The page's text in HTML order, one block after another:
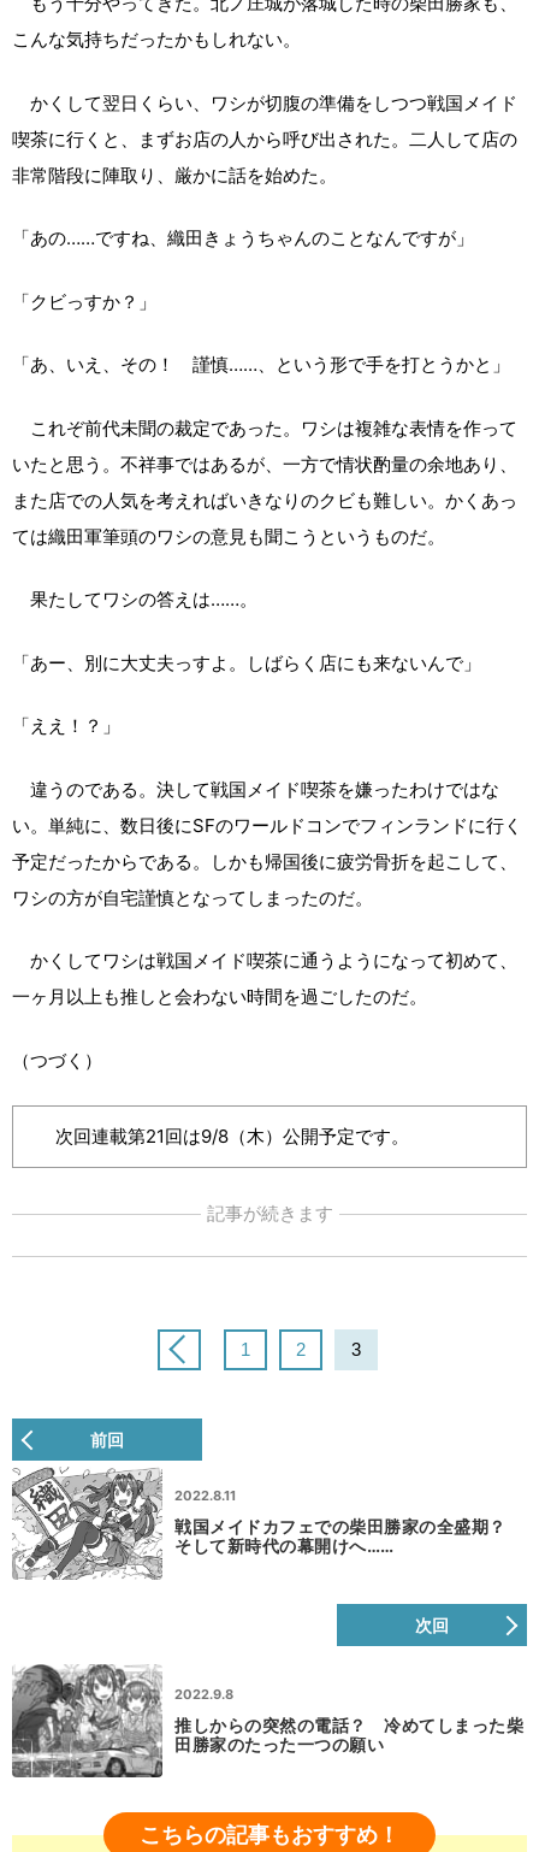
こんな気持ちだったかもしれない。
かくして翌日くらい、ワシが切腹の準備をしつつ戦国メイド
喫茶に行くと、まずお店の人から呼び出された。二人して店の
非常階段に陣取り、厳かに話を始めた。
「あの……ですね、織田きょうちゃんのことなんですが」
「クビっすか？」
「あ、いえ、その！ 謹慎……、という形で手を打とうかと」
これぞ前代未聞の裁定であった。ワシは複雑な表情を作って
いたと思う。不祥事ではあるが、一方で情状酌量の余地あり、
また店での人気を考えればいきなりのクビも難しい。かくあっ
ては織田軍筆頭のワシの意見も聞こうというものだ。
果たしてワシの答えは……。
「あー、別に大丈夫っすよ。しばらく店にも来ないんで」
「ええ！？」
違うのである。決して戦国メイド喫茶を嫌ったわけではな
い。単純に、数日後にSFのワールドコンでフィンランドに行く
予定だったからである。しかも帰国後に疲労骨折を起こして、
ワシの方が自宅謹慎となってしまったのだ。
かくしてワシは戦国メイド喫茶に通うようになって初めて、
一ヶ月以上も推しと会わない時間を過ごしたのだ。
（つづく）
次回連載第21回は9/8（木）公開予定です。
記事が続きます
1 2 3
前回
2022.8.11
戦国メイドカフェでの柴田勝家の全盛期？
そして新時代の幕開けへ……
次回
2022.9.8
推しからの突然の電話？ 冷めてしまった柴
田勝家のたった一つの願い
こちらの記事もおすすめ！